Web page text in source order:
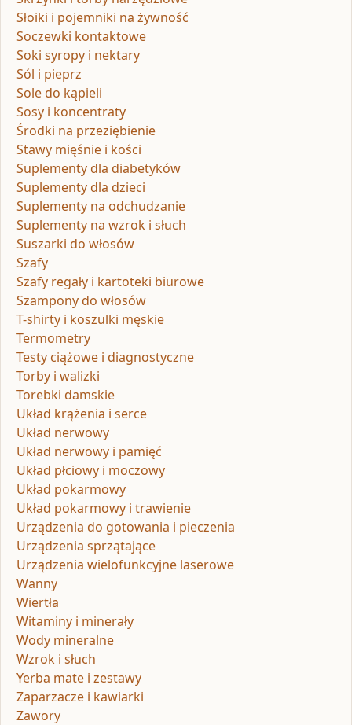
Słoiki i pojemniki na żywność
Soczewki kontaktowe
Soki syropy i nektary
Sól i pieprz
Sole do kąpieli
Sosy i koncentraty
Środki na przeziębienie
Stawy mięśnie i kości
Suplementy dla diabetyków
Suplementy dla dzieci
Suplementy na odchudzanie
Suplementy na wzrok i słuch
Suszarki do włosów
Szafy
Szafy regały i kartoteki biurowe
Szampony do włosów
T-shirty i koszulki męskie
Termometry
Testy ciążowe i diagnostyczne
Torby i walizki
Torebki damskie
Układ krążenia i serce
Układ nerwowy
Układ nerwowy i pamięć
Układ płciowy i moczowy
Układ pokarmowy
Układ pokarmowy i trawienie
Urządzenia do gotowania i pieczenia
Urządzenia sprzątające
Urządzenia wielofunkcyjne laserowe
Wanny
Wiertła
Witaminy i minerały
Wody mineralne
Wzrok i słuch
Yerba mate i zestawy
Zaparzacze i kawiarki
Zawory